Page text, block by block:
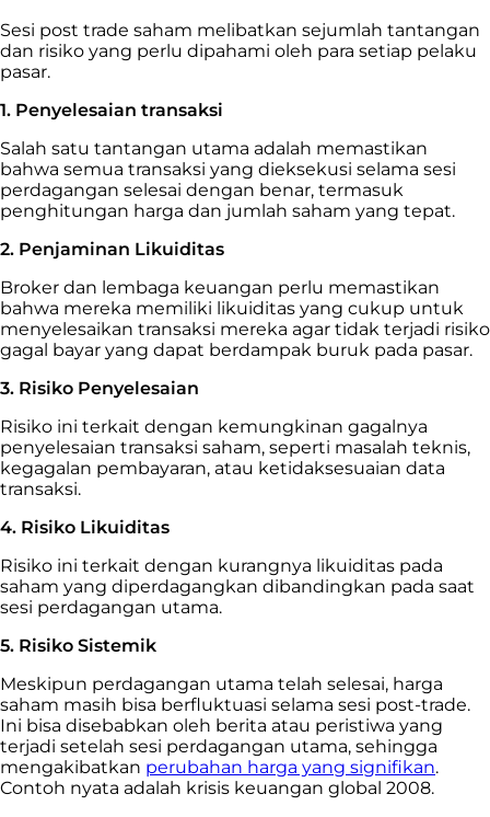
Sesi post trade saham melibatkan sejumlah tantangan
dan risiko yang perlu dipahami oleh para setiap pelaku
pasar.
1. Penyelesaian transaksi
Salah satu tantangan utama adalah memastikan
bahwa semua transaksi yang dieksekusi selama sesi
perdagangan selesai dengan benar, termasuk
penghitungan harga dan jumlah saham yang tepat.
2. Penjaminan Likuiditas
Broker dan lembaga keuangan perlu memastikan
bahwa mereka memiliki likuiditas yang cukup untuk
menyelesaikan transaksi mereka agar tidak terjadi risiko
gagal bayar yang dapat berdampak buruk pada pasar.
3. Risiko Penyelesaian
Risiko ini terkait dengan kemungkinan gagalnya
penyelesaian transaksi saham, seperti masalah teknis,
kegagalan pembayaran, atau ketidaksesuaian data
transaksi.
4. Risiko Likuiditas
Risiko ini terkait dengan kurangnya likuiditas pada
saham yang diperdagangkan dibandingkan pada saat
sesi perdagangan utama.
5. Risiko Sistemik
Meskipun perdagangan utama telah selesai, harga
saham masih bisa berfluktuasi selama sesi post-trade.
Ini bisa disebabkan oleh berita atau peristiwa yang
terjadi setelah sesi perdagangan utama, sehingga
mengakibatkan perubahan harga yang signifikan.
Contoh nyata adalah krisis keuangan global 2008.